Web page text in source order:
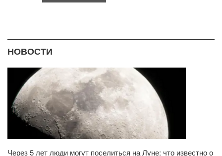
НОВОСТИ
Через 5 лет люди могут поселиться на Луне: что известно о